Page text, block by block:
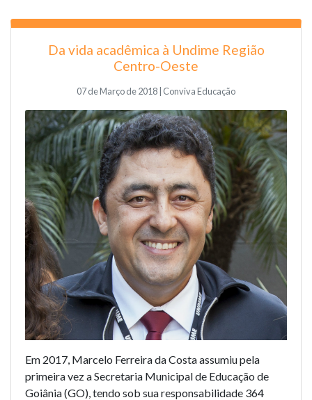
Da vida acadêmica à Undime Região
Centro-Oeste
07 de Março de 2018 | Conviva Educação
Em 2017, Marcelo Ferreira da Costa assumiu pela
primeira vez a Secretaria Municipal de Educação de
Goiânia (GO), tendo sob sua responsabilidade 364